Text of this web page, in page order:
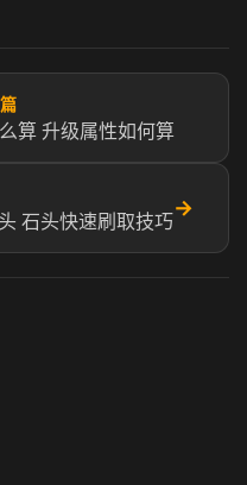
算 升级属性如何算
石头快速刷取技巧
→